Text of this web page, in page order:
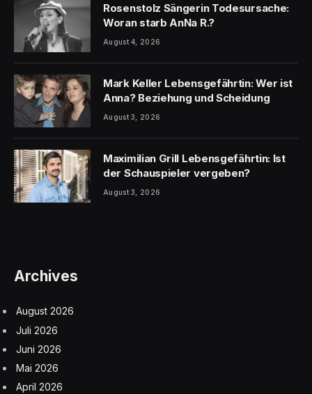
Rosenstolz Sängerin Todesursache:
Woran starb AnNa R.?
August 4, 2026
Mark Keller Lebensgefährtin: Wer ist
Anna? Beziehung und Scheidung
August 3, 2026
Maximilian Grill Lebensgefährtin: Ist
der Schauspieler vergeben?
August 3, 2026
Archives
August 2026
Juli 2026
Juni 2026
Mai 2026
April 2026